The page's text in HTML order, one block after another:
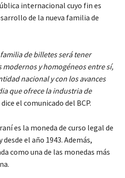
internacional cuyo fin es
de la nueva familia de
de billetes será tener
modernos y homogéneos entre sí,
nacional y con los avances
que ofrece la industria de
dice el comunicado del BCP.
es la moneda de curso legal de
el año 1943. Además,
como una de las monedas más